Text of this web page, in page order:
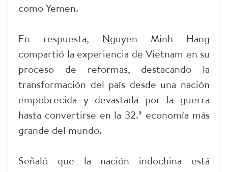
como Yemen.
En respuesta, Nguyen Minh Hang
compartió la experiencia de Vietnam en su
proceso de reformas, destacando la
transformación del país desde una nación
empobrecida y devastada por la guerra
hasta convertirse en la 32.ª economía más
grande del mundo.
Señaló que la nación indochina está